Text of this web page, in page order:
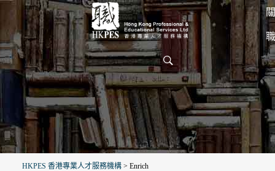
HKPES 香港專業人才服務機構 > Enrich